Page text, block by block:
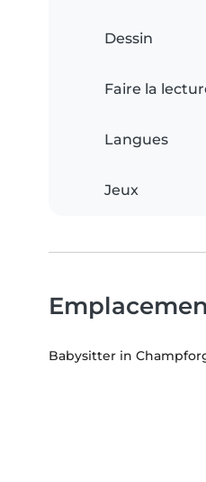
Dessin
Faire la
Langues
Jeux
Babysitter in